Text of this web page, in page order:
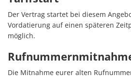
Der Vertrag startet bei diesem
Vordatierung auf einen späteren
möglich.
Die Mitnahme eurer alten